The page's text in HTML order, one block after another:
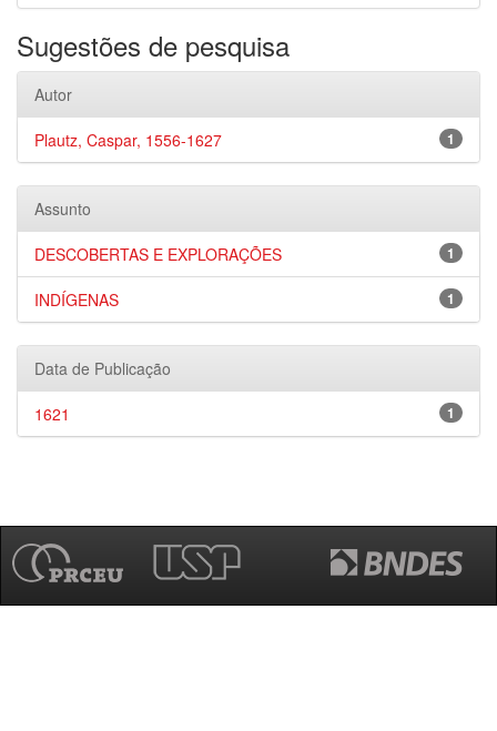
Sugestões de pesquisa
Autor
1
Plautz, Caspar, 1556-1627
Assunto
1
DESCOBERTAS E EXPLORAÇÕES
1
INDÍGENAS
Data de Publicação
1
1621